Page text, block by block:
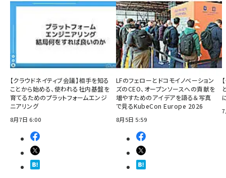
【クラウドネイティブ会議】相手を知る
ことから始める、使われる社内基盤を
育てるためのプラットフォームエンジ
ニアリング
8月7日 6:00
LFのフェローとドコモイノベーション
ズのCEO、オープンソースへの貢献を
増やすためのアイデアを語る＆写真
で見るKubeCon Europe 2026
8月5日 5:59